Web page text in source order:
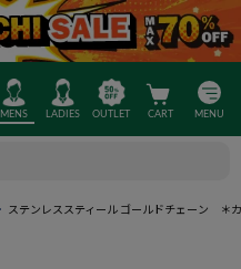
MENS LADIES OUTLET CART MENU
ステンレススティール ゴールドチェーン ＊